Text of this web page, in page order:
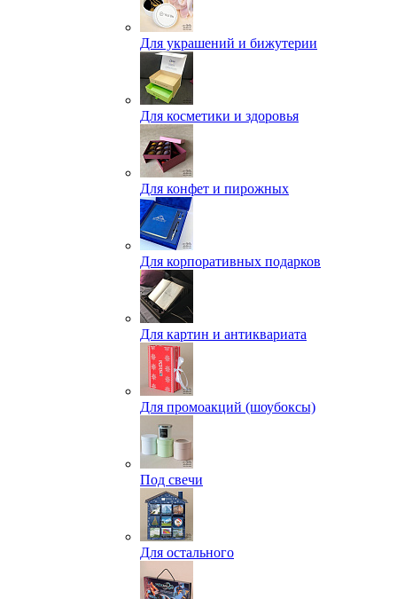
Для украшений и бижутерии
Для косметики и здоровья
Для конфет и пирожных
Для корпоративных подарков
Для картин и антиквариата
Для промоакций (шоубоксы)
Под свечи
Для остального